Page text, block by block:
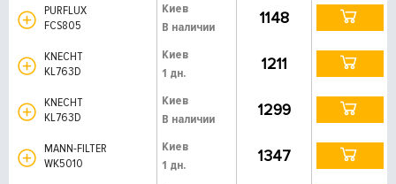
PURFLUX
FCS805
Киев
В наличии
1148
KNECHT
KL763D
Киев
1 дн.
1211
KNECHT
KL763D
Киев
В наличии
1299
MANN-FILTER
WK5010
Киев
1 дн.
1347